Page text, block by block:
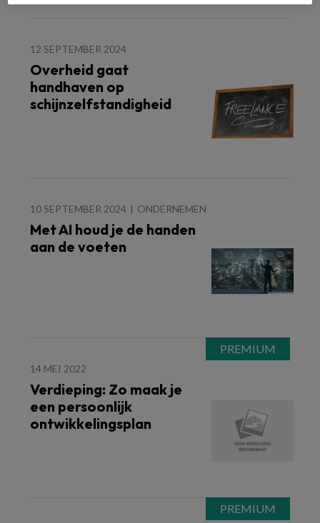
12 SEPTEMBER 2024
Overheid gaat
handhaven op
schijnzelfstandigheid
10 SEPTEMBER 2024 ONDERNEMEN
Met AI houd je de handen
aan de voeten
14 MEI 2022
Verdieping: Zo maak je
een persoonlijk
ontwikkelingsplan